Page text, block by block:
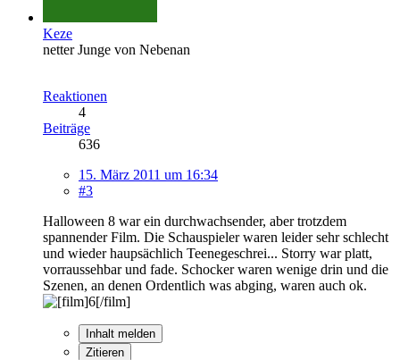
Keze
netter Junge von Nebenan
Reaktionen
4
Beiträge
636
15. März 2011 um 16:34
#3
Halloween 8 war ein durchwachsender, aber trotzdem
spannender Film. Die Schauspieler waren leider sehr schlecht
und wieder haupsächlich Teenegeschrei... Storry war platt,
vorraussehbar und fade. Schocker waren wenige drin und die
Szenen, an denen Ordentlich was abging, waren auch ok.
Inhalt melden
Zitieren